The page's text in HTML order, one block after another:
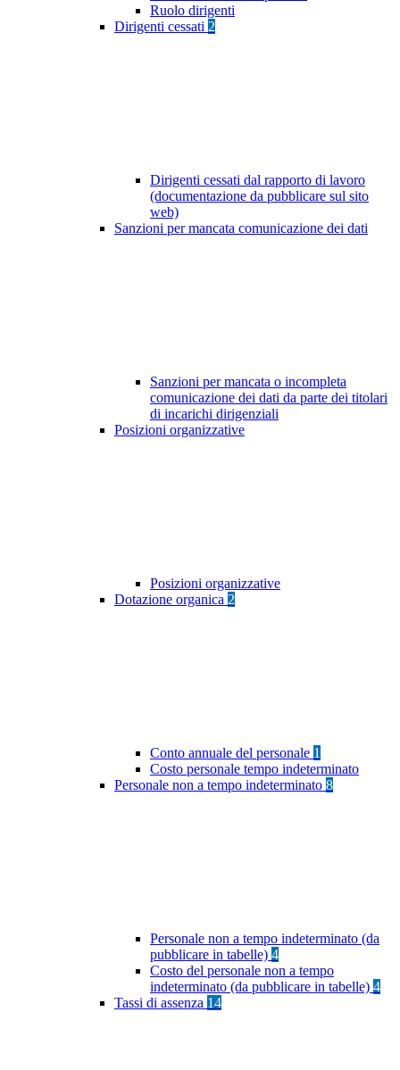
Ruolo dirigenti
Dirigenti cessati 2
Dirigenti cessati dal rapporto di lavoro
(documentazione da pubblicare sul sito
web)
Sanzioni per mancata comunicazione dei dati
Sanzioni per mancata o incompleta
comunicazione dei dati da parte dei titolari
di incarichi dirigenziali
Posizioni organizzative
Posizioni organizzative
Dotazione organica 2
Conto annuale del personale 1
Costo personale tempo indeterminato
Personale non a tempo indeterminato 8
Personale non a tempo indeterminato (da
pubblicare in tabelle) 4
Costo del personale non a tempo
indeterminato (da pubblicare in tabelle) 4
Tassi di assenza 14